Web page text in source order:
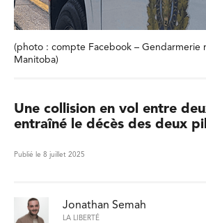
(photo : compte Facebook – Gendarmerie
Manitoba)
Une collision en vol entre
entraîné le décès des deux
Publié le 8 juillet 2025
Jonathan Semah
LA LIBERTÉ